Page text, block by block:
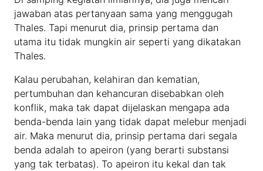
jawaban atas pertanyaan sama yang menggugah
Thales. Tapi menurut dia, prinsip pertama dan
utama itu tidak mungkin air seperti yang dikatakan
Thales.
Kalau perubahan, kelahiran dan kematian,
pertumbuhan dan kehancuran disebabkan oleh
konflik, maka tak dapat dijelaskan mengapa ada
benda-benda lain yang tidak dapat melebur menjadi
air. Maka menurut dia, prinsip pertama dari segala
benda adalah to apeiron (yang berarti substansi
yang tak terbatas). To apeiron itu kekal dan tak